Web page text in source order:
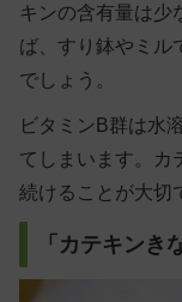
キンの含有量は少
ば、すり鉢やミル
でしょう。
ビタミンB群は水
てしまいます。カ
続けることが大切
「カテキンき